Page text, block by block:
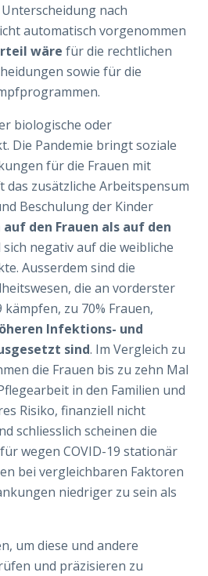
nach
automatisch vorgenommen
wäre für die rechtlichen
sowie für die
biologische oder
Die Pandemie bringt soziale
für die Frauen mit
das zusätzliche Arbeitspensum
Beschulung der Kinder
den Frauen als auf den
sich negativ auf die weibliche
Ausserdem sind die
die an vorderster
zu 70% Frauen,
Infektions- und
sind. Im Vergleich zu
die Frauen bis zu zehn Mal
in den Familien und
Risiko, finanziell nicht
schliesslich scheinen die
wegen COVID-19 stationär
bei vergleichbaren Faktoren
niedriger zu sein als
um diese und andere
und präzisieren zu